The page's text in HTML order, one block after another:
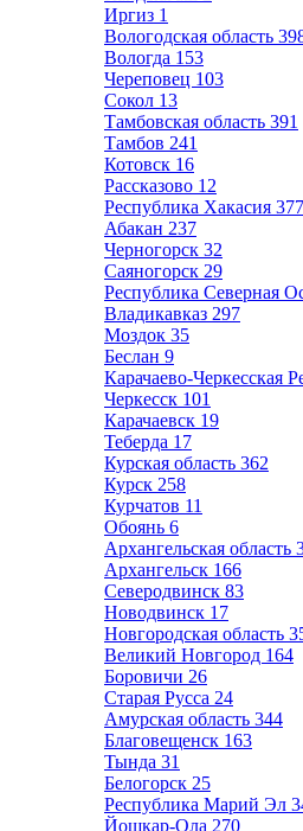
Иргиз 1
Вологодская область
Вологда 153
Череповец 103
Сокол 13
Тамбовская область 391
Тамбов 241
Котовск 16
Рассказово 12
Республика Хакасия 377
Абакан 237
Черногорск 32
Саяногорск 29
Республика Северная
Владикавказ 297
Моздок 35
Беслан 9
Карачаево-Черкесская
Черкесск 101
Карачаевск 19
Теберда 17
Курская область 362
Курск 258
Курчатов 11
Обоянь 6
Архангельская область
Архангельск 166
Северодвинск 83
Новодвинск 17
Новгородская область
Великий Новгород 164
Боровичи 26
Старая Русса 24
Амурская область 344
Благовещенск 163
Тында 31
Белогорск 25
Республика Марий Эл
Йошкар-Ола 270